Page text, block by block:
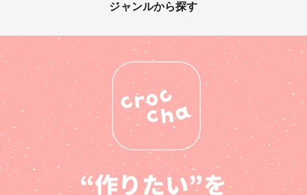
ジャンルから探す